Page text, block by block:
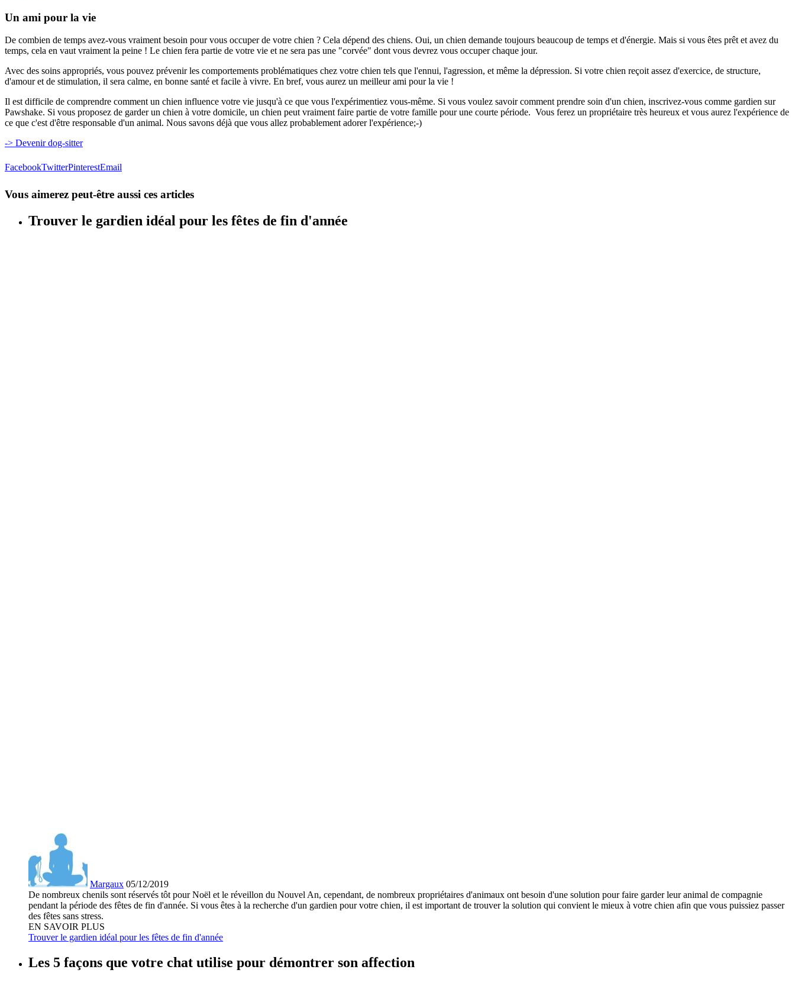
Un ami pour la vie
De combien de temps avez-vous vraiment besoin pour vous occuper de votre chien ? Cela dépend des chiens. Oui, un chien demande toujours beaucoup de temps et d'énergie. Mais si vous êtes prêt et avez du
temps, cela en vaut vraiment la peine ! Le chien fera partie de votre vie et ne sera pas une "corvée" dont vous devrez vous occuper chaque jour.
Avec des soins appropriés, vous pouvez prévenir les comportements problématiques chez votre chien tels que l'ennui, l'agression, et même la dépression. Si votre chien reçoit assez d'exercice, de structure,
d'amour et de stimulation, il sera calme, en bonne santé et facile à vivre. En bref, vous aurez un meilleur ami pour la vie !
Il est difficile de comprendre comment un chien influence votre vie jusqu'à ce que vous l'expérimentiez vous-même. Si vous voulez savoir comment prendre soin d'un chien, inscrivez-vous comme gardien sur
Pawshake. Si vous proposez de garder un chien à votre domicile, un chien peut vraiment faire partie de votre famille pour une courte période. Vous ferez un propriétaire très heureux et vous aurez l'expérience de
ce que c'est d'être responsable d'un animal. Nous savons déjà que vous allez probablement adorer l'expérience;-)
-> Devenir dog-sitter
FacebookTwitterPinterestEmail
Vous aimerez peut-être aussi ces articles
Trouver le gardien idéal pour les fêtes de fin d'année
Margaux 05/12/2019
De nombreux chenils sont réservés tôt pour Noël et le réveillon du Nouvel An, cependant, de nombreux propriétaires d'animaux ont besoin d'une solution pour faire garder leur animal de compagnie
pendant la période des fêtes de fin d'année. Si vous êtes à la recherche d'un gardien pour votre chien, il est important de trouver la solution qui convient le mieux à votre chien afin que vous puissiez passer
des fêtes sans stress.
EN SAVOIR PLUS
Trouver le gardien idéal pour les fêtes de fin d'année
Les 5 façons que votre chat utilise pour démontrer son affection